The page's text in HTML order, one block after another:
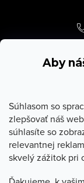
Aby
Súhlasom so
zlepšovať náš
súhlasíte so
relevantnej
skvelý zážitok pri
p
O Stevula